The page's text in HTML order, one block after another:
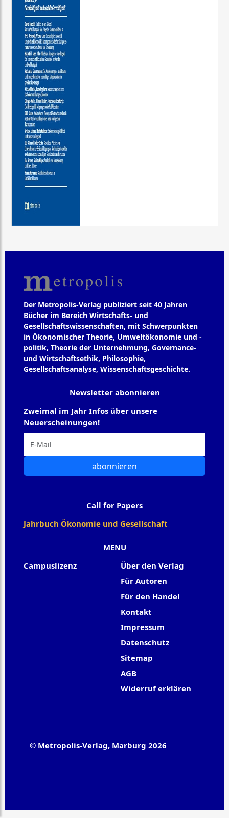
Der Metropolis-Verlag publiziert seit 40 Jahren
Bücher im Bereich Wirtschafts- und
Gesellschaftswissenschaften, mit Schwerpunkten
in Ökonomischer Theorie, Umweltökonomie und -
politik, Theorie der Unternehmung, Governance-
und Wirtschaftsethik, Philosophie,
Gesellschaftsanalyse, Wissenschaftsgeschichte.
MENU
Campuslizenz
Über den Verlag
Für Autoren
Für den Handel
Kontakt
Impressum
Datenschutz
Sitemap
AGB
Widerruf erklären
Newsletter abonnieren
Zweimal im Jahr Infos über unsere
Neuerscheinungen!
abonnieren
Call for Papers
Jahrbuch Ökonomie und Gesellschaft
© Metropolis-Verlag, Marburg 2026